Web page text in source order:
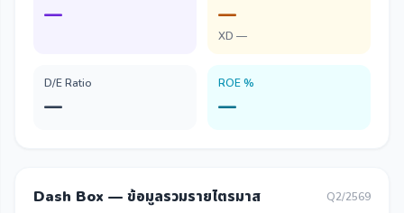
— —
XD —
D/E Ratio
—
ROE %
—
Dash Box — ข้อมูลรวมรายไตรมาส Q2/2569